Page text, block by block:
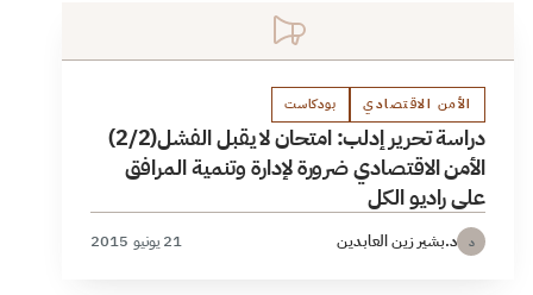
الأمن الاقتصادي بودكاست
دراسة تحرير إدلب: امتحان لا يقبل الفشل(2/2)
الأمن الاقتصادي ضرورة لإدارة وتنمية المرافق
على راديو الكل
د د.بشير زين العابدين 21 يونيو 2015